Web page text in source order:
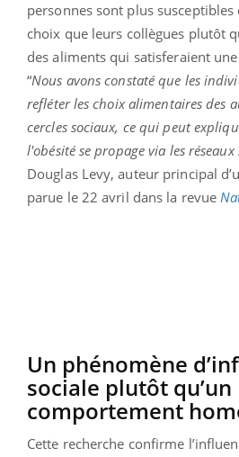
personnes sont plus
choix que leurs collègues plutôt
des aliments qui satisferaient
“Nous avons constaté que les
refléter les choix alimentaires des
cercles sociaux, ce qui peut
l'obésité se propage via les réseaux
Douglas Levy, auteur principal
parue le 22 avril dans la revue
Un phénomène
sociale plutôt qu’un
comportement
Cette recherche confirme